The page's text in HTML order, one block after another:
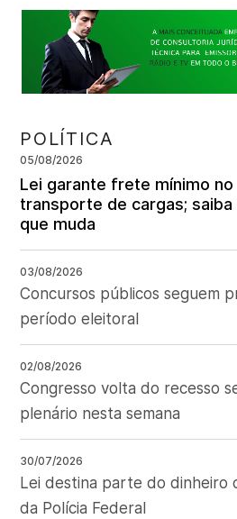
POLÍTICA
05/08/2026
Lei garante frete mínimo no
transporte de cargas; saiba
que muda
03/08/2026
Concursos públicos seguem
período eleitoral
02/08/2026
Congresso volta do recesso
plenário nesta semana
30/07/2026
Lei destina parte do dinheiro
da Polícia Federal